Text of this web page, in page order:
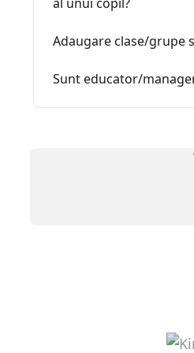
Adaugare clase/grupe
Sunt educator/